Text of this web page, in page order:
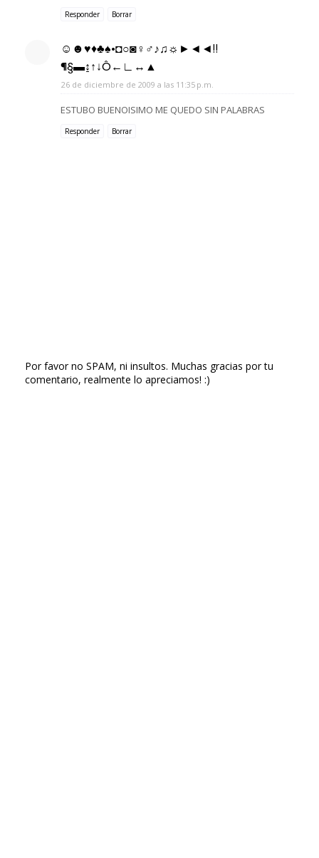
Responder Borrar
☺☻♥♦♣♠•◘○◙♀♂♪♫☼►◄◄‼
¶§▬↨↑↓Ô←∟↔▲
26 de diciembre de 2009 a las 11:35 p.m.
ESTUBO BUENOISIMO ME QUEDO SIN PALABRAS
Responder Borrar
Por favor no SPAM, ni insultos. Muchas gracias por tu
comentario, realmente lo apreciamos! :)